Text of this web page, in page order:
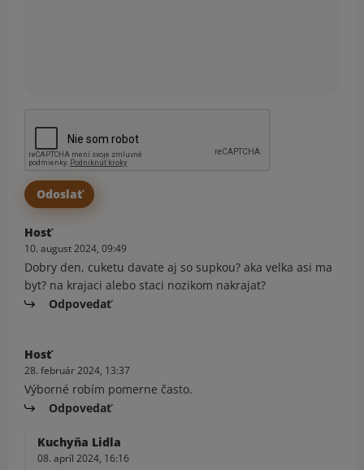
Hosť
10. august 2024, 09:49
Dobry den, cuketu davate aj so supkou? aka velka asi ma
byt? na krajaci alebo staci nozikom nakrajat?
Odpovedať
Hosť
28. február 2024, 13:37
Výborné robím pomerne často.
Odpovedať
Kuchyňa Lidla
08. apríl 2024, 16:16